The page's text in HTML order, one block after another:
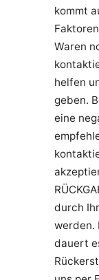
kommt
Waren
helfen
geben.
eine
durch
werden.
dauert